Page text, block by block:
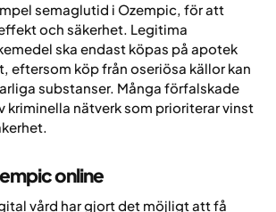
semaglutid i Ozempic, för att
och säkerhet. Legitima
ska endast köpas på apotek
eftersom köp från oseriösa källor kan
substanser. Många förfalskade
kriminella nätverk som prioriterar vinst
online
vård har gjort det möjligt att få